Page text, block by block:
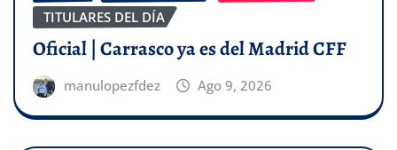
TITULARES DEL DÍA
Oficial | Carrasco ya es del Madrid CFF
manulopezfdez Ago 9, 2026